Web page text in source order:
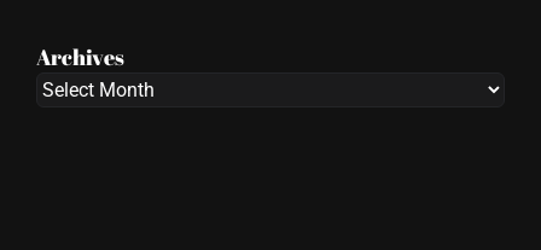
Archives
Archives